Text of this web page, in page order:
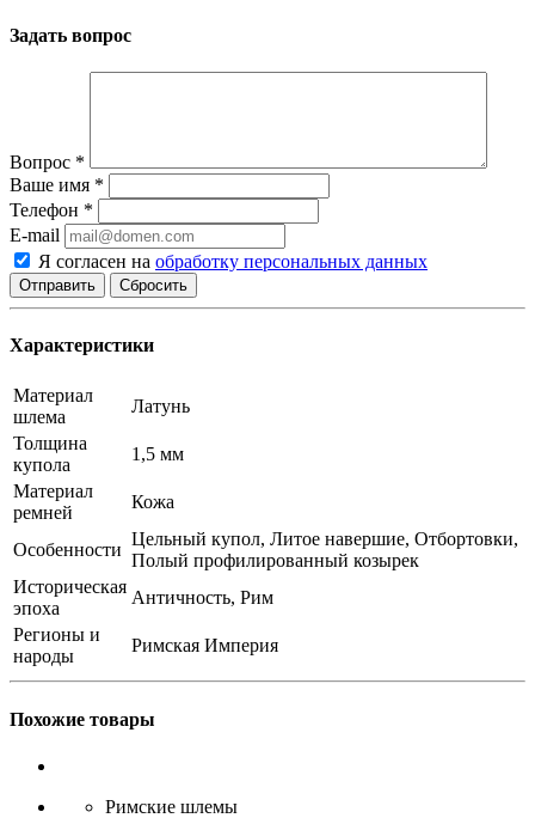
Задать вопрос
Вопрос *
Ваше имя *
Телефон *
E-mail
Я согласен на обработку персональных данных
Сбросить
Характеристики
Материал
шлема
Латунь
Толщина
купола
1,5 мм
Материал
ремней
Кожа
Особенности
Цельный купол, Литое навершие, Отбортовки,
Полый профилированный козырек
Историческая
эпоха
Античность, Рим
Регионы и
народы
Римская Империя
Похожие товары
Римские шлемы